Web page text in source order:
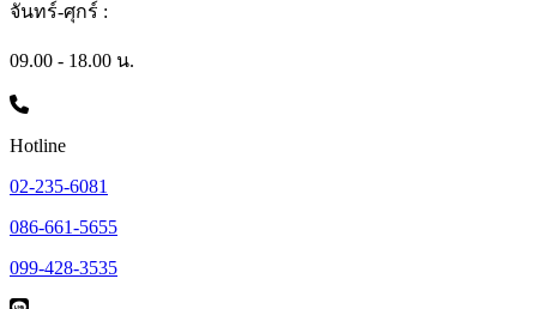
จันทร์-ศุกร์ :
09.00 - 18.00 น.
Hotline
02-235-6081
086-661-5655
099-428-3535